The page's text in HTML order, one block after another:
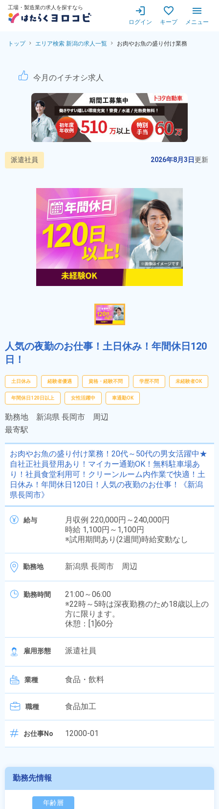
工場・製造業の求人を探すなら
ログイン キープ メニュー
トップ エリア検索 新潟の求人一覧 お肉やお魚の盛り付け業務
お肉やお魚の盛り付け業務
今月のイチオシ求人
派遣社員 2026年8月3日更新
人気の夜勤のお仕事！土日休み！年間休日120
日！
土日休み 経験者優遇 資格・経験不問 学歴不問 未経験者OK
年間休日120日以上 女性活躍中 車通勤OK
勤務地 新潟県 長岡市 周辺
最寄駅
お肉やお魚の盛り付け業務！20代～50代の男女活躍中★
自社正社員登用あり！マイカー通勤OK！無料駐車場あ
り！社員食堂利用可！クリーンルーム内作業で快適！土
日休み！年間休日120日！人気の夜勤のお仕事！《新潟
県長岡市》
給与
月収例 220,000円～240,000円
時給 1,100円～1,100円
※試用期間あり(2週間)時給変動なし
勤務地 新潟県 長岡市 周辺
勤務時間
21:00～06:00
※22時～5時は深夜勤務のため18歳以上の
方に限ります。
休憩：[1]60分
雇用形態 派遣社員
業種 食品・飲料
職種 食品加工
お仕事No 12000-01
勤務先情報
年齢層